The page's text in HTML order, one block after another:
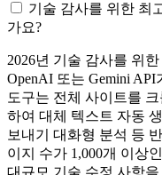
기술 감사를 위한 최
가요?
2026년 기술 감사를 위
OpenAI 또는 Gemini API
도구는 전체 사이트를
하여 대체 텍스트 자동
보내기 대화형 분석 등
이지 수가 1,000개 이상
대규모 기술 수정 사항